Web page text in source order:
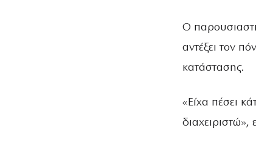
Ο
αντέξει τον
κατάστασης.
«Είχα πέσει
διαχειριστώ»,